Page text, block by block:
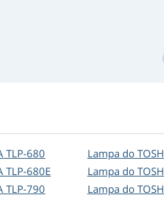
TLP-680
TLP-680E
TLP-790
Lampa do
Lampa do
Lampa do